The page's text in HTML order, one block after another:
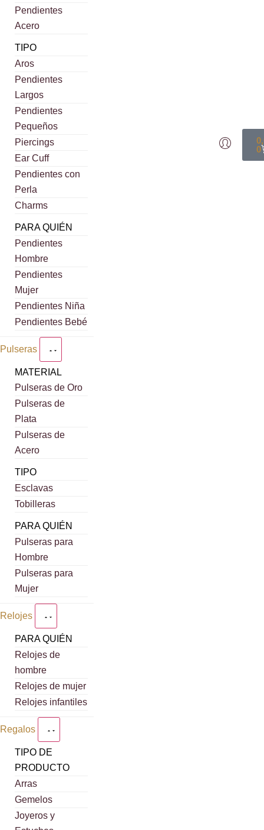
Pendientes
Acero
TIPO
Aros
Pendientes
Largos
Pendientes
Pequeños
Piercings
Ear Cuff
Pendientes con
Perla
Charms
PARA QUIÉN
Pendientes
Hombre
Pendientes
Mujer
Pendientes Niña
Pendientes Bebé
Pulseras
MATERIAL
Pulseras de Oro
Pulseras de
Plata
Pulseras de
Acero
TIPO
Esclavas
Tobilleras
PARA QUIÉN
Pulseras para
Hombre
Pulseras para
Mujer
Relojes
PARA QUIÉN
Relojes de
hombre
Relojes de mujer
Relojes infantiles
Regalos
TIPO DE
PRODUCTO
Arras
Gemelos
Joyeros y
0